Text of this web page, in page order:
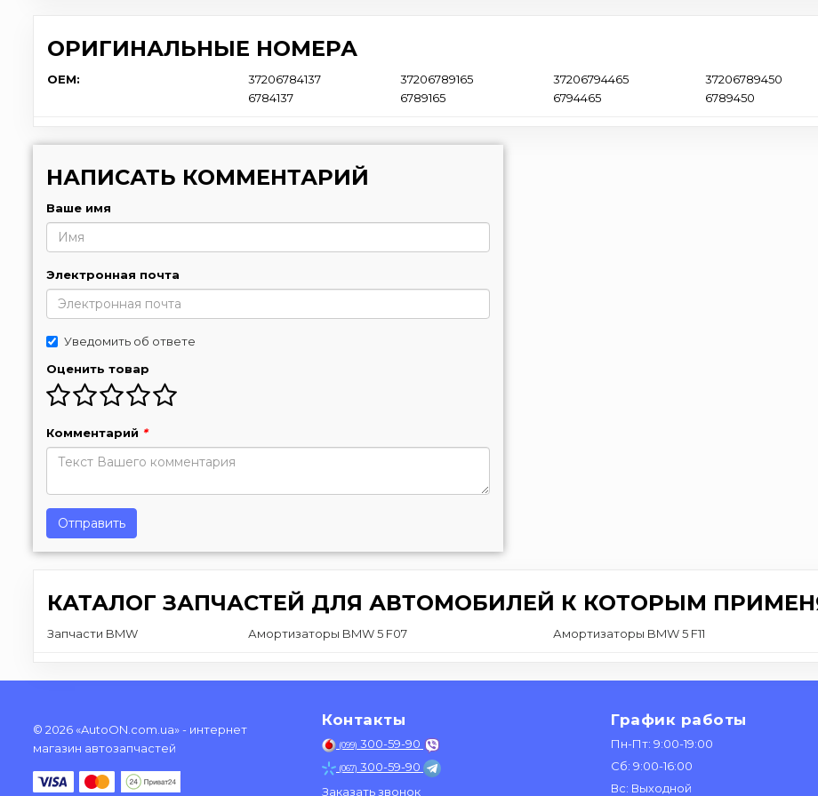
ОРИГИНАЛЬНЫЕ НОМЕРА
OEM: 37206784137 37206789165 37206794465 37206789450
6784137
6789165 6794465 6789450
НАПИСАТЬ КОММЕНТАРИЙ
Ваше имя
Электронная почта
Уведомить об ответе
Оценить товар
Комментарий *
Отправить
КАТАЛОГ ЗАПЧАСТЕЙ ДЛЯ АВТОМОБИЛЕЙ К КОТОРЫМ
Запчасти BMW Амортизаторы BMW 5 F07 Амортизаторы BMW 5 F11
© 2026 «AutoON.com.ua» - интернет
магазин автозапчастей
Контакты
(099) 300-59-90
(067) 300-59-90
Заказать звонок
График работы
Пн-Пт: 9:00-19:00
Сб: 9:00-16:00
Вс: Выходной